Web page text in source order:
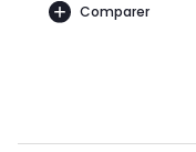
Comparer